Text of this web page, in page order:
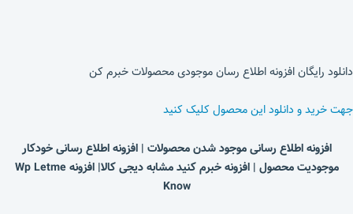
دانلود رایگان افزونه اطلاع رسان موجودی محصولات خبرم کن
جهت خرید و دانلود این محصول کلیک کنید
افزونه اطلاع رسانی موجود شدن محصولات | افزونه اطلاع رسانی خودکار
موجودیت محصول | افزونه خبرم کنید مشابه دیجی کالا| افزونه Wp Letme
Know